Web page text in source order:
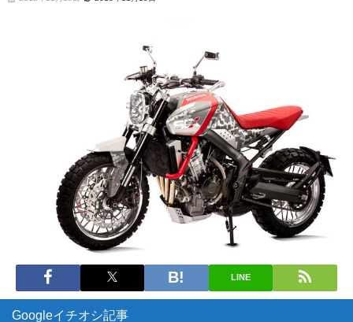
LINE
Googleイチオシ記事